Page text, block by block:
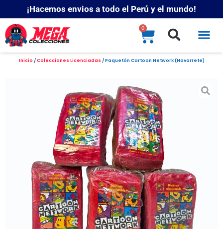
¡Hacemos envios a todo el Perú y el mundo!
0
Inicio /Colecciones Licenciadas / Paquetón Cartoon Network (Navarrete)